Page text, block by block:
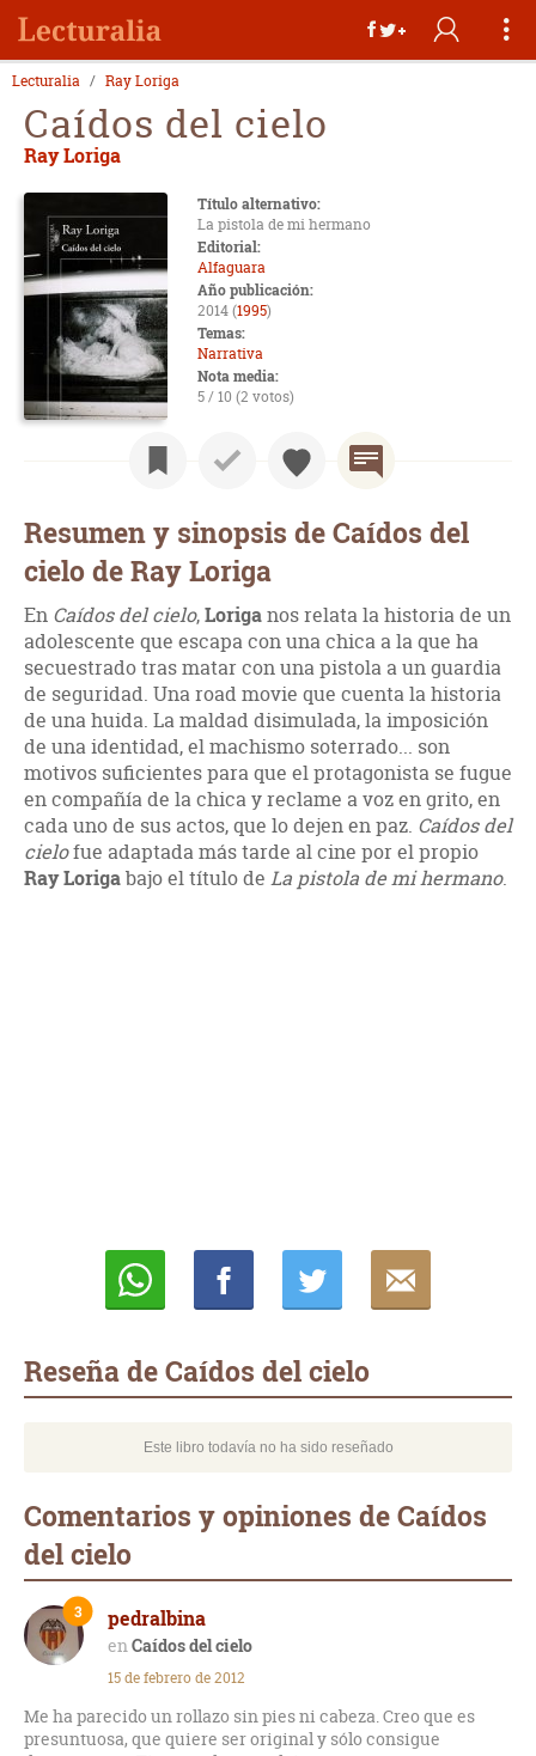
Lecturalia Ray Loriga
Caídos del cielo
Ray Loriga
Título alternativo:
La pistola de mi hermano
Editorial:
Alfaguara
Año publicación:
2014 (1995)
Temas:
Narrativa
Nota media:
5 / 10 (2 votos)
Resumen y sinopsis de Caídos del
cielo de Ray Loriga
En Caídos del cielo,Loriganos relata la historia de un
adolescente que escapa con una chica a la que ha
secuestrado tras matar con una pistola a un guardia
de seguridad. Una road movie que cuenta la historia
de una huida. La maldad disimulada, la imposición
de una identidad, el machismo soterrado... son
motivos suficientes para que el protagonista se fugue
en compañía de la chica y reclame a voz en grito, en
cada uno de sus actos, que lo dejen en paz. Caídos del
cielofue adaptada más tarde al cine por el propio
Ray Lorigabajo el título de La pistola de mi hermano.
Reseña de Caídos del cielo
Este libro todavía no ha sido reseñado
Comentarios y opiniones de Caídos
del cielo
pedralbina
Caídos del cielo
3
15 de febrero de 2012
Me ha parecido un rollazo sin pies ni cabeza. Creo que es
presuntuosa, que quiere ser original y sólo consigue